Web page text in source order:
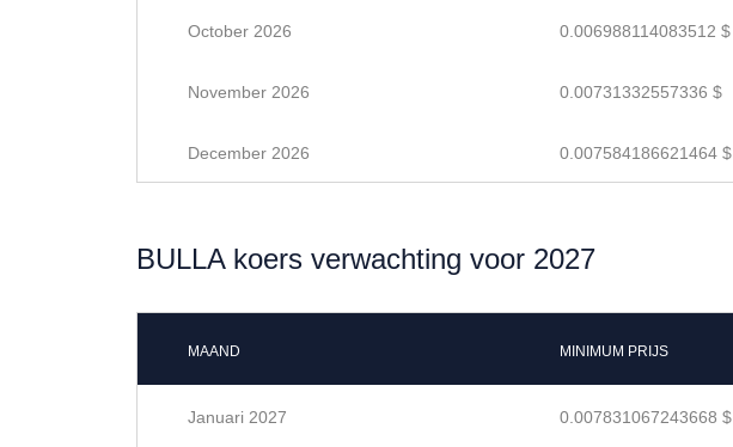
October 2026 0.006988114083512 $
November 2026 0.00731332557336 $
December 2026 0.007584186621464 $
BULLA koers verwachting voor 2027
MAAND MINIMUM PRIJS
Januari 2027 0.007831067243668 $